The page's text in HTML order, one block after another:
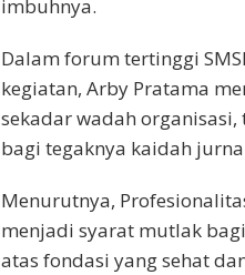
imbuhnya.
Dalam forum tertinggi
kegiatan, Arby Pratama
sekadar wadah
bagi tegaknya kaidah
Menurutnya,
menjadi syarat mutlak
atas fondasi yang sehat